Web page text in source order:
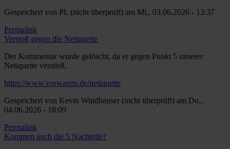
Gespeichert von PL (nicht überprüft) am Mi., 03.06.2026 - 13:37
Permalink
Verstoß gegen die Netiquette
Der Kommentar wurde gelöscht, da er gegen Punkt 5 unserer
Netiquette verstieß.
https://www.vorwaerts.de/netiquette
Gespeichert von Kevin Windheuser (nicht überprüft) am Do.,
04.06.2026 - 18:09
Permalink
Kommen auch die 5 Nachteile?